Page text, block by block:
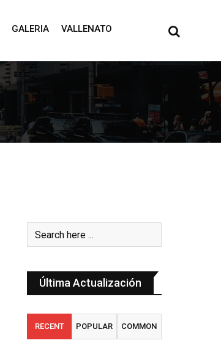
GALERIA VALLENATO
Última Actualización
RECENT POPULAR COMMON